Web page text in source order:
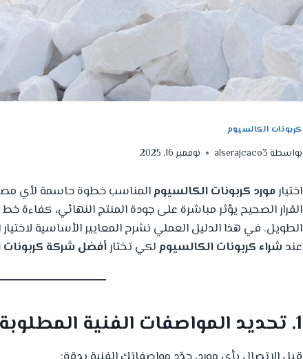
كربونات الكالسيوم
بواسطةalserajcaco3 نوفمبر 16, 2025
اختيارمورد كربونات الكالسيومالمناسب خطوة حاسمة لأي
القرار الصحيح يؤثر مباشرة على جودة المنتج النهائي، كفاءة
الطويل. في هذا الدليل العملي نشرح المعايير الأساسية
عندشراء كربونات الكالسيوم لكي تختارأفضل شركة كربونات
1. تحديد المواصفات الفنية المطلوبة أولاً